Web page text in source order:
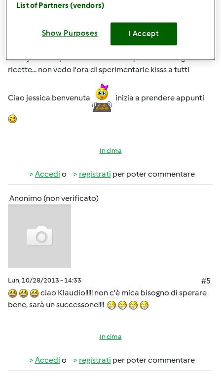
jema wrote:
ciao a tutti aspettando con ansia l'arrivo del mio
Bimby.... sto impazzendo con tutte queste meravigliose
ricette... non vedo l'ora di sperimentarle kisss a tutti
Ciao jessica benvenuta inizia a prendere appunti
In cima
Accedi o registrati per poter commentare
Anonimo (non verificato)
Lun, 10/28/2013 - 14:33
#5
ciao Klaudio!!!!! non c'è mica bisogno di sperare
bene, sarà un successone!!!!
In cima
Accedi o registrati per poter commentare
List of Partners (vendors)
Show Purposes I Accept